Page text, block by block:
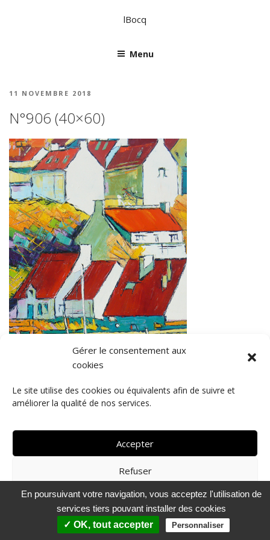
Gérer le consentement aux
cookies
Le site utilise des cookies ou équivalents afin de suivre et
améliorer la qualité de nos services.
Accepter
Refuser
Voir les préférences
Politique de confidentialité
lBocq
Menu
11 NOVEMBRE 2018
N°906 (40×60)
© 2018 - lBocq - Artiste peintre
Mentions légales-Gestion des cookies RGPD
En poursuivant votre navigation, vous acceptez l'utilisation de
services tiers pouvant installer des cookies
✓ OK, tout accepter
Personnaliser